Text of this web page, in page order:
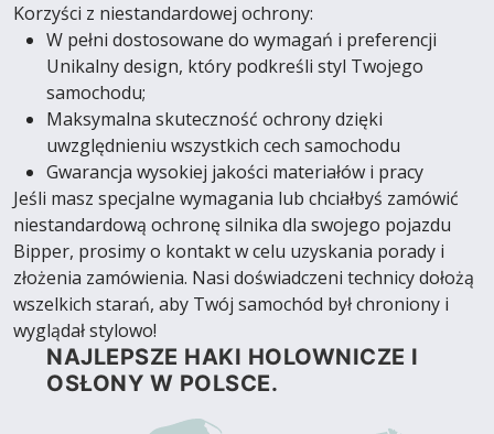
Korzyści z niestandardowej ochrony:
W pełni dostosowane do wymagań i preferencji
Unikalny design, który podkreśli styl Twojego
samochodu;
Maksymalna skuteczność ochrony dzięki
uwzględnieniu wszystkich cech samochodu
Gwarancja wysokiej jakości materiałów i pracy
Jeśli masz specjalne wymagania lub chciałbyś zamówić
niestandardową ochronę silnika dla swojego pojazdu
Bipper, prosimy o kontakt w celu uzyskania porady i
złożenia zamówienia. Nasi doświadczeni technicy dołożą
wszelkich starań, aby Twój samochód był chroniony i
wyglądał stylowo!
NAJLEPSZE HAKI HOLOWNICZE I
OSŁONY W POLSCE.